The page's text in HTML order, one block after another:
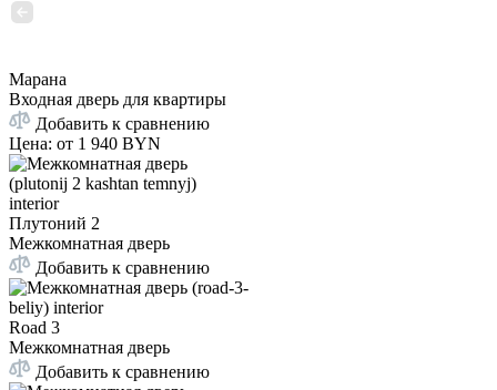
Марана
Входная дверь для квартиры
Добавить к сравнению
Цена: от 1 940 BYN
Плутоний 2
Межкомнатная дверь
Добавить к сравнению
Road 3
Межкомнатная дверь
Добавить к сравнению